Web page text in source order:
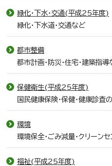
緑化・下水・交通(平成25年度)
緑化・下水道・交通など
都市整備
都市計画・防災・住宅・建築指導
保健衛生(平成25年度)
国民健康保険・保健・健康診査
環境
環境保全・ごみ減量・クリーン
福祉(平成25年度)